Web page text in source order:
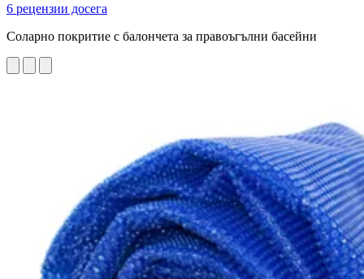
6 рецензии досега
Соларно покритие с балончета за правоъгълни басейни